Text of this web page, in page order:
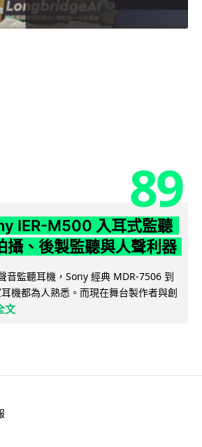
89
IER-M500 入耳式監聽
攝、後製監聽與人聲利器
音監聽耳機，Sony 經典 MDR-7506 到
機都為人熟悉。而現在舞台製作者與創
文